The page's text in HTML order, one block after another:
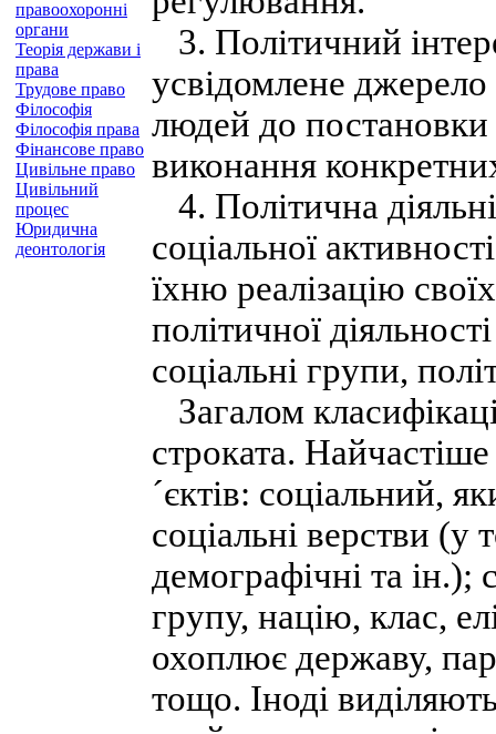
правоохоронні
органи
Теорія держави і
права
Трудове право
Філософія
Філософія права
Фінансове право
Цивільне право
Цивільний
процес
Юридична
деонтологія
3. Політичний
усвідомлене джерело
людей до постановки
виконання
4. Політична
соціальної
їхню реалізацію
політичної
соціальні групи,
Загалом
строката.
´єктів: соціальний,
соціальні верстви (у
демографічні та
групу, націю, клас,
охоплює державу,
тощо. Іноді